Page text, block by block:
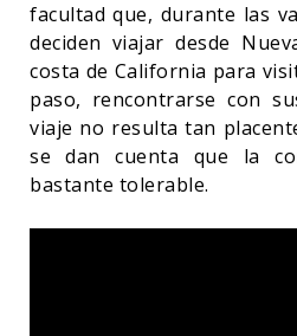
facultad que, durante las
deciden viajar desde
costa de California para
paso, rencontrarse con
viaje no resulta tan
se dan cuenta que la
bastante tolerable.